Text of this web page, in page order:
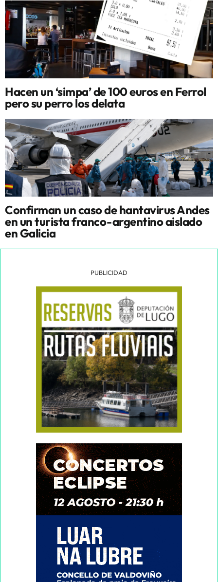
Hacen un ‘simpa’ de 100 euros en Ferrol
pero su perro los delata
Confirman un caso de hantavirus Andes
en un turista franco-argentino aislado
en Galicia
PUBLICIDAD